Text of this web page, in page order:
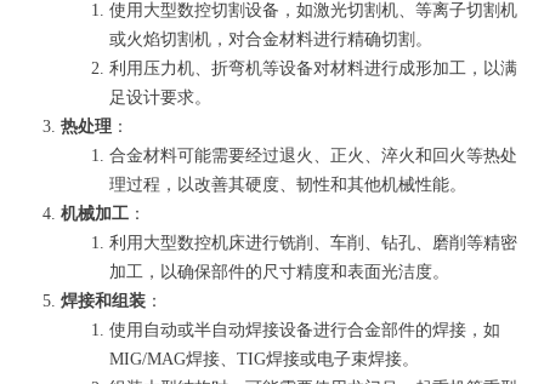
使用大型数控切割设备，如激光切割机、等离子切割机
或火焰切割机，对合金材料进行精确切割。
利用压力机、折弯机等设备对材料进行成形加工，以满
足设计要求。
热处理 ：
合金材料可能需要经过退火、正火、淬火和回火等热处
理过程，以改善其硬度、韧性和其他机械性能。
机械加工 ：
利用大型数控机床进行铣削、车削、钻孔、磨削等精密
加工，以确保部件的尺寸精度和表面光洁度。
焊接和组装 ：
使用自动或半自动焊接设备进行合金部件的焊接，如
MIG/MAG焊接、TIG焊接或电子束焊接。